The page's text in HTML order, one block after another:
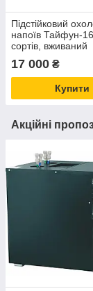
Підстійковий
напоїв Тайфун-
сортів, вживаний
17 000 ₴
Купити
Акційні